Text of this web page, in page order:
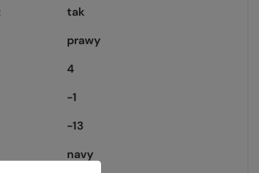
tak
prawy
4
-1
-13
navy